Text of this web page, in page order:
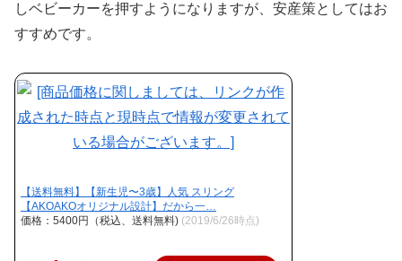
しベビーカーを押すようになりますが、安産策としてはお
すすめです。
【送料無料】【新生児〜3歳】人気 スリング
【AKOAKOオリジナル設計】だから一…
価格：5400円（税込、送料無料) (2019/6/26時点)